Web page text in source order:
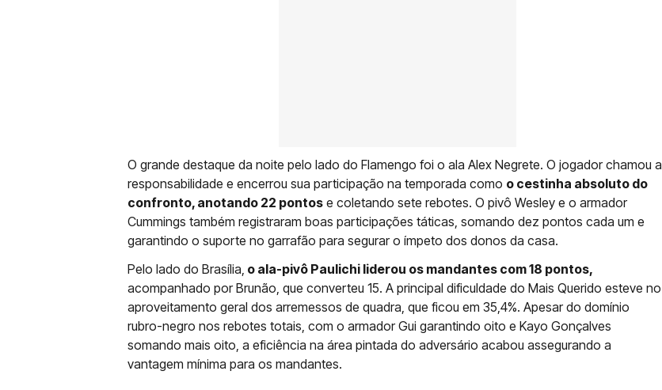
O grande destaque da noite pelo lado do Flamengo foi o ala Alex Negrete. O jogador chamou a
responsabilidade e encerrou sua participação na temporada como o cestinha absoluto do
confronto, anotando 22 pontos e coletando sete rebotes. O pivô Wesley e o armador
Cummings também registraram boas participações táticas, somando dez pontos cada um e
garantindo o suporte no garrafão para segurar o ímpeto dos donos da casa.
Pelo lado do Brasília, o ala-pivô Paulichi liderou os mandantes com 18 pontos,
acompanhado por Brunão, que converteu 15. A principal dificuldade do Mais Querido esteve no
aproveitamento geral dos arremessos de quadra, que ficou em 35,4%. Apesar do domínio
rubro-negro nos rebotes totais, com o armador Gui garantindo oito e Kayo Gonçalves
somando mais oito, a eficiência na área pintada do adversário acabou assegurando a
vantagem mínima para os mandantes.